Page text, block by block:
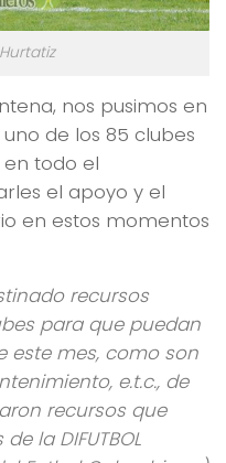
nos pusimos en
de los 85 clubes
todo el
el apoyo y el
en estos momentos
recursos
para que puedan
este mes, como son
e.t.c., de
recursos que
la DIFUTBOL